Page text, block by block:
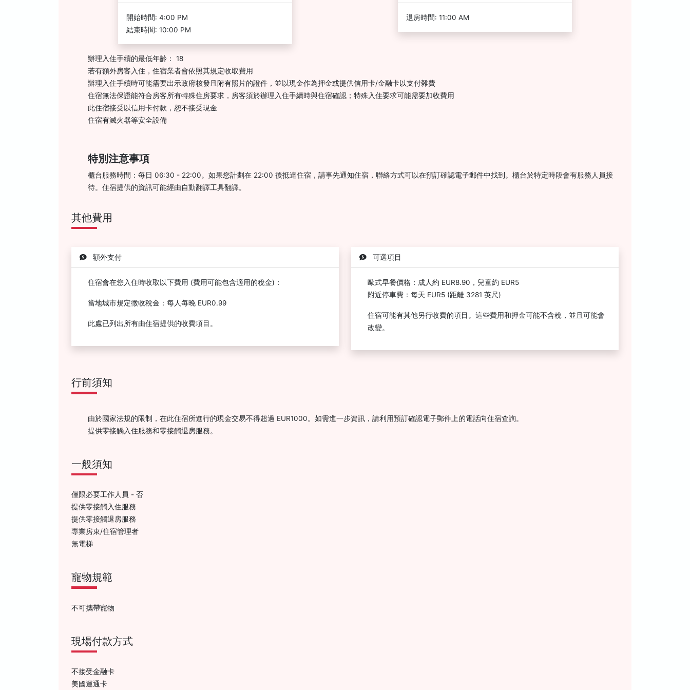
開始時間: 4:00 PM
結束時間: 10:00 PM
退房時間: 11:00 AM
辦理入住手續的最低年齡： 18
若有額外房客入住，住宿業者會依照其規定收取費用
辦理入住手續時可能需要出示政府核發且附有照片的證件，並以現金作為押金或提供信用卡/金融卡以支付雜費
住宿無法保證能符合房客所有特殊住房要求，房客須於辦理入住手續時與住宿確認；特殊入住要求可能需要加收費用
此住宿接受以信用卡付款，恕不接受現金
住宿有滅火器等安全設備
特別注意事項
櫃台服務時間：每日 06:30 - 22:00。如果您計劃在 22:00 後抵達住宿，請事先通知住宿，聯絡方式可以在預訂確認電子郵件中找到。櫃台於特定時段會有服務人員接
待。住宿提供的資訊可能經由自動翻譯工具翻譯。
其他費用
額外支付
住宿會在您入住時收取以下費用 (費用可能包含適用的稅金)：
當地城市規定徵收稅金：每人每晚 EUR0.99
此處已列出所有由住宿提供的收費項目。
可選項目
歐式早餐價格：成人約 EUR8.90，兒童約 EUR5
附近停車費：每天 EUR5 (距離 3281 英尺)
住宿可能有其他另行收費的項目。這些費用和押金可能不含稅，並且可能會
改變。
行前須知
由於國家法規的限制，在此住宿所進行的現金交易不得超過 EUR1000。如需進一步資訊，請利用預訂確認電子郵件上的電話向住宿查詢。
提供零接觸入住服務和零接觸退房服務。
一般須知
僅限必要工作人員 - 否
提供零接觸入住服務
提供零接觸退房服務
專業房東/住宿管理者
無電梯
寵物規範
不可攜帶寵物
現場付款方式
不接受金融卡
美國運通卡